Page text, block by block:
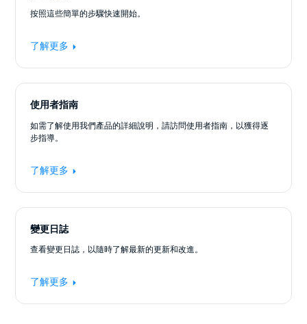
按照這些簡單的步驟快速開始。
了解更多
使用者指南
如需了解使用我們產品的詳細說明，請訪問使用者指南，以獲得逐
步指導。
了解更多
變更日誌
查看變更日誌，以隨時了解最新的更新和改進。
了解更多